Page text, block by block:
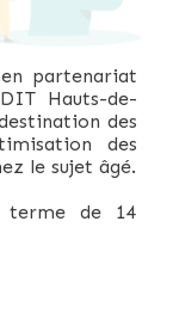
partenariat
Hauts-de-
des
des
le sujet âgé.
terme de 14